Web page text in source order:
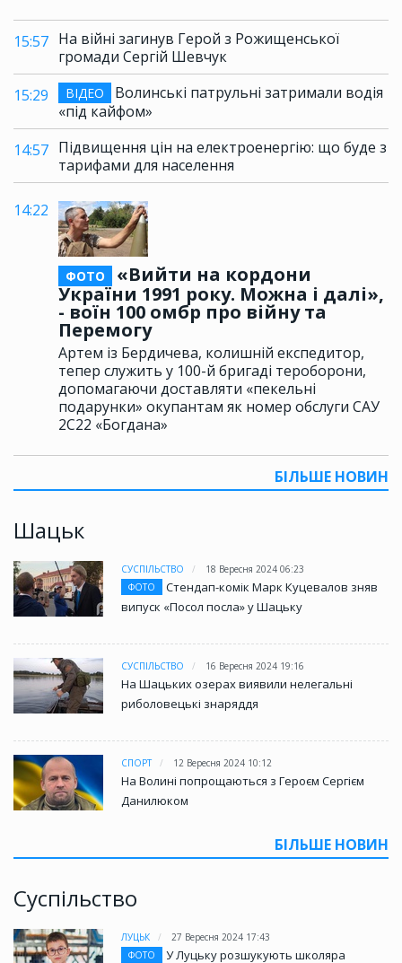
15:57 На війні загинув Герой з Рожищенської
громади Сергій Шевчук
15:29
ВІДЕО
Волинські патрульні затримали водія
«під кайфом»
14:57 Підвищення цін на електроенергію: що буде з
тарифами для населення
14:22
ФОТО
«Вийти на кордони
України 1991 року. Можна і далі»,
- воїн 100 омбр про війну та
Перемогу
Артем із Бердичева, колишній експедитор,
тепер служить у 100-й бригаді тероборони,
допомагаючи доставляти «пекельні
подарунки» окупантам як номер обслуги САУ
2С22 «Богдана»
БІЛЬШЕ НОВИН
Шацьк
СУСПІЛЬСТВО
18 Вересня 2024 06:23
ФОТО
Стендап-комік Марк Куцевалов зняв
випуск «Посол посла» у Шацьку
СУСПІЛЬСТВО 16 Вересня 2024 19:16
На Шацьких озерах виявили нелегальні
риболовецькі знаряддя
СПОРТ 12 Вересня 2024 10:12
На Волині попрощаються з Героєм Сергієм
Данилюком
БІЛЬШЕ НОВИН
Суспільство
ЛУЦЬК
27 Вересня 2024 17:43
ФОТО
У Луцьку розшукують школяра